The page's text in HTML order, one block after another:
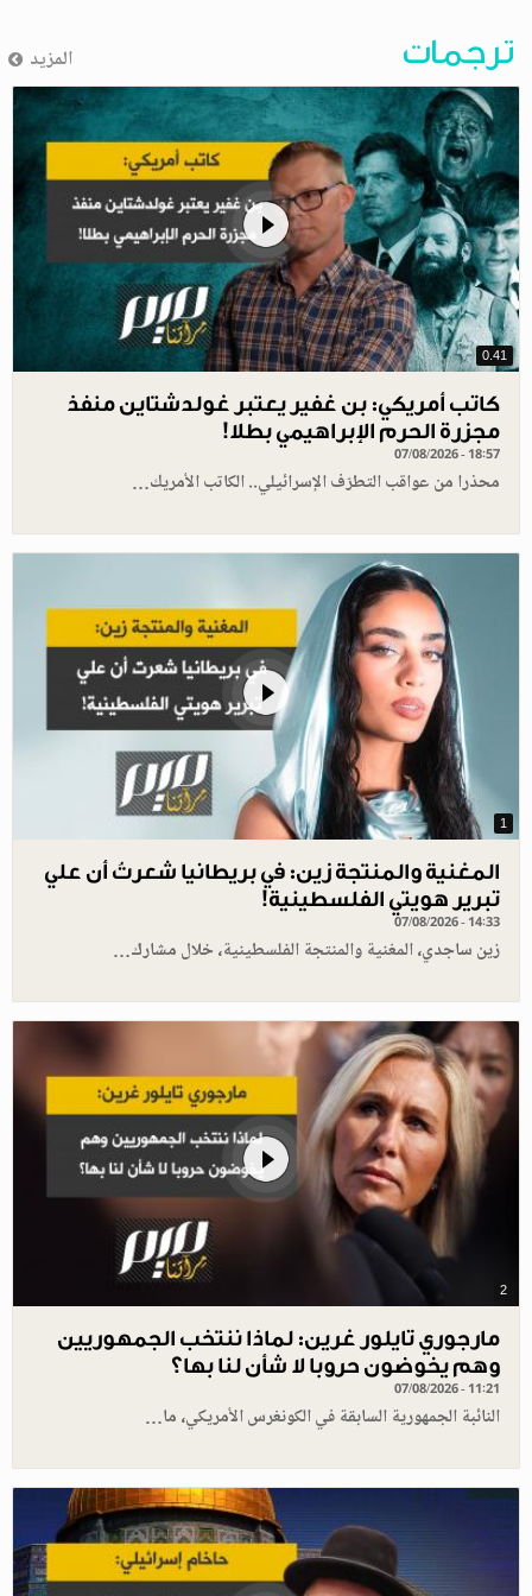
ترجمات المزيد
0.41
كاتب أمريكي: بن غفير يعتبر غولدشتاين منفذ
مجزرة الحرم الإبراهيمي بطلا!
07/08/2026 - 18:57
محذرا من عواقب التطرّف الإسرائيلي.. الكاتب الأمريك…
1
المغنية والمنتجة زين: في بريطانيا شعرتُ أن علي
تبرير هويتي الفلسطينية!
07/08/2026 - 14:33
زين ساجدي، المغنية والمنتجة الفلسطينية، خلال مشارك…
2
مارجوري تايلور غرين: لماذا ننتخب الجمهوريين
وهم يخوضون حروبا لا شأن لنا بها؟
07/08/2026 - 11:21
النائبة الجمهورية السابقة في الكونغرس الأمريكي، ما…